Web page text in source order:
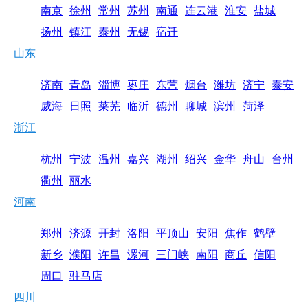
南京 徐州 常州 苏州 南通 连云港 淮安 盐城
扬州
镇江 泰州 无锡
宿迁
山东
济南 青岛 淄博 枣庄 东营 烟台 潍坊 济宁 泰安
威海
日照 莱芜 临沂 德州 聊城 滨州
菏泽
浙江
杭州 宁波 温州 嘉兴 湖州 绍兴 金华 舟山
台州
衢州
丽水
河南
郑州 济源 开封 洛阳 平顶山 安阳 焦作 鹤壁
新乡 濮阳 许昌 漯河 三门峡 南阳 商丘
信阳
周口
驻马店
四川